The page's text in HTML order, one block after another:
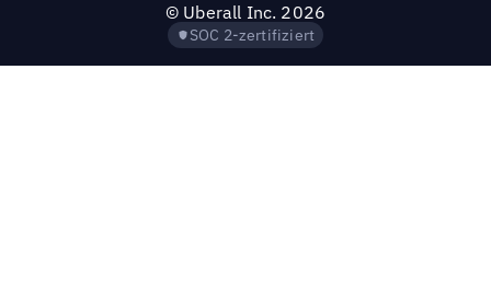
© Uberall Inc. 2026
SOC 2-zertifiziert